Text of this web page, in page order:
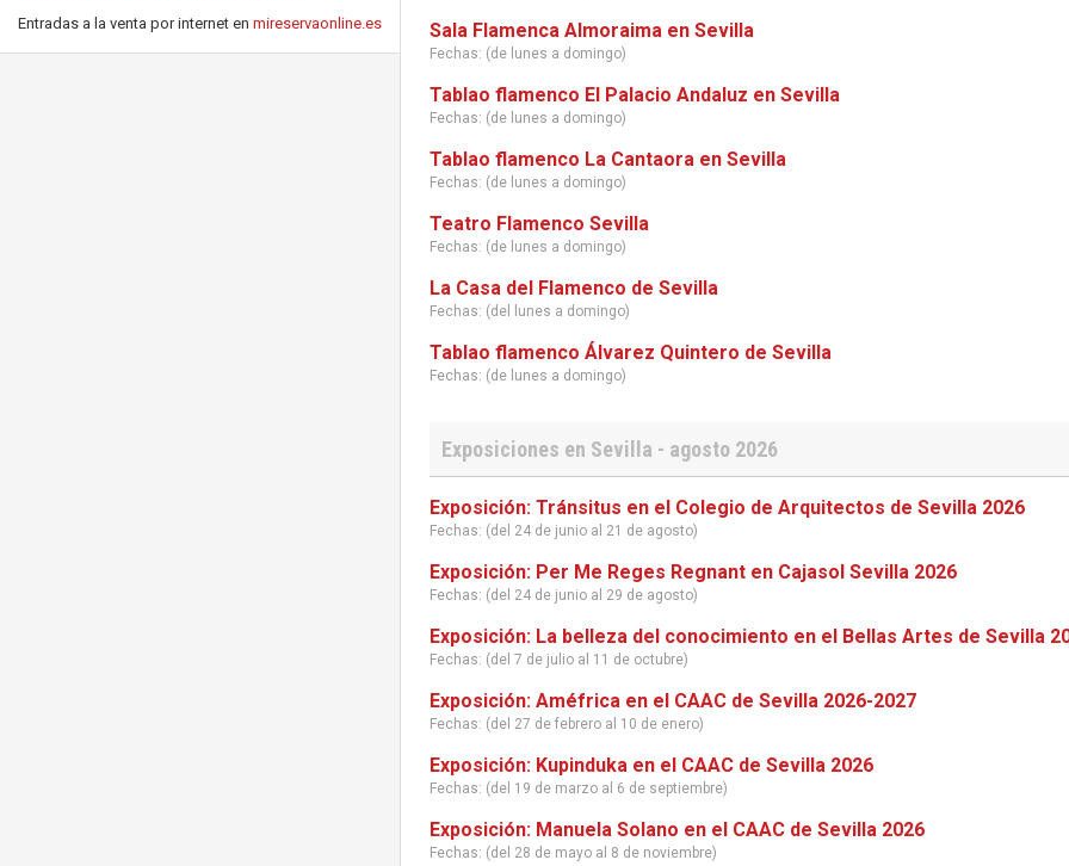
Entradas a la venta por internet en mireservaonline.es Sala Flamenca Almoraima en Sevilla
Fechas: (de lunes a domingo)
Tablao flamenco El Palacio Andaluz en Sevilla
Fechas: (de lunes a domingo)
Tablao flamenco La Cantaora en Sevilla
Fechas: (de lunes a domingo)
Teatro Flamenco Sevilla
Fechas: (de lunes a domingo)
La Casa del Flamenco de Sevilla
Fechas: (del lunes a domingo)
Tablao flamenco Álvarez Quintero de Sevilla
Fechas: (de lunes a domingo)
Exposiciones en Sevilla - agosto 2026
Exposición: Tránsitus en el Colegio de Arquitectos de Sevilla 2026
Fechas: (del 24 de junio al 21 de agosto)
Exposición: Per Me Reges Regnant en Cajasol Sevilla 2026
Fechas: (del 24 de junio al 29 de agosto)
Exposición: La belleza del conocimiento en el Bellas Artes de Sevilla
Fechas: (del 7 de julio al 11 de octubre)
Exposición: Améfrica en el CAAC de Sevilla 2026-2027
Fechas: (del 27 de febrero al 10 de enero)
Exposición: Kupinduka en el CAAC de Sevilla 2026
Fechas: (del 19 de marzo al 6 de septiembre)
Exposición: Manuela Solano en el CAAC de Sevilla 2026
Fechas: (del 28 de mayo al 8 de noviembre)